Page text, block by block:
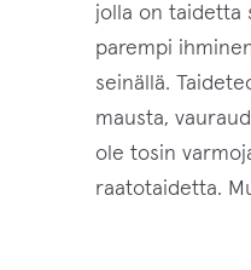
jolla on taidetta
parempi
seinällä.
mausta,
ole tosin
raatotaidetta.